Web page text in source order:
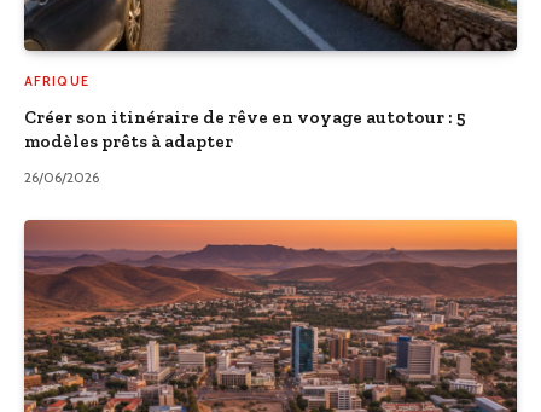
AFRIQUE
Créer son itinéraire de rêve en voyage autotour : 5
modèles prêts à adapter
26/06/2026